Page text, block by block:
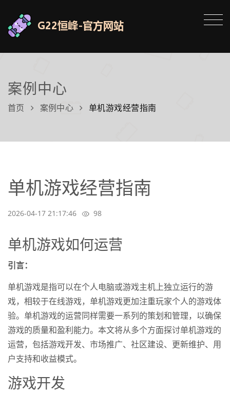
案例中心
首页 案例中心 单机游戏经营指南
单机游戏经营指南
2026-04-17 21:17:46 98
单机游戏如何运营
引言：
单机游戏是指可以在个人电脑或游戏主机上独立运行的游
戏，相较于在线游戏，单机游戏更加注重玩家个人的游戏体
验。单机游戏的运营同样需要一系列的策划和管理，以确保
游戏的质量和盈利能力。本文将从多个方面探讨单机游戏的
运营，包括游戏开发、市场推广、社区建设、更新维护、用
户支持和收益模式。
游戏开发